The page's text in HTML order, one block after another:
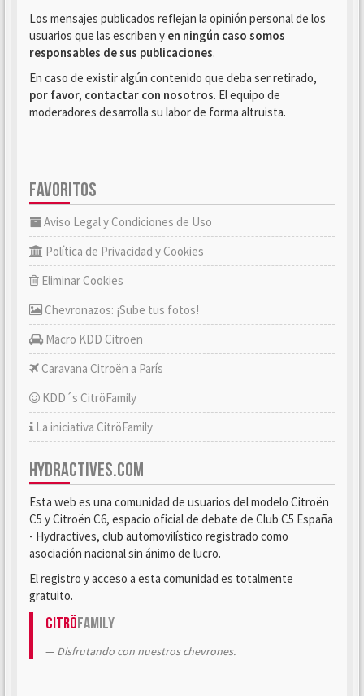
Los mensajes publicados reflejan la opinión personal de los
usuarios que las escriben y en ningún caso somos
responsables de sus publicaciones.
En caso de existir algún contenido que deba ser retirado,
por favor, contactar con nosotros. El equipo de
moderadores desarrolla su labor de forma altruista.
FAVORITOS
Aviso Legal y Condiciones de Uso
Política de Privacidad y Cookies
Eliminar Cookies
Chevronazos: ¡Sube tus fotos!
Macro KDD Citroën
Caravana Citroën a París
KDD´s CitröFamily
La iniciativa CitröFamily
HYDRACTIVES.COM
Esta web es una comunidad de usuarios del modelo Citroën
C5 y Citroën C6, espacio oficial de debate de Club C5 España
- Hydractives, club automovilístico registrado como
asociación nacional sin ánimo de lucro.
El registro y acceso a esta comunidad es totalmente
gratuito.
CitröFamily
Disfrutando con nuestros chevrones.